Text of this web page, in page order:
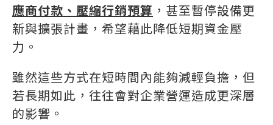
應商付款、壓縮行銷預算 ，甚至暫停設備更
新與擴張計畫，希望藉此降低短期資金壓
力。
雖然這些方式在短時間內能夠減輕負擔，但
若長期如此，往往會對企業營運造成更深層
的影響。